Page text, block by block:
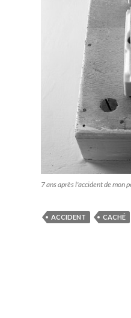
7 ans après l'accident de mon
ACCIDENT CACHÉ